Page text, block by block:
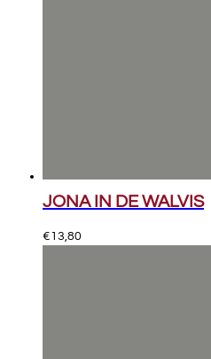
JONA IN DE WALVIS
€13,80